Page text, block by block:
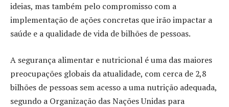
ideias, mas também pelo compromisso com a
implementação de ações concretas que irão impactar a
saúde e a qualidade de vida de bilhões de pessoas.
A segurança alimentar e nutricional é uma das maiores
preocupações globais da atualidade, com cerca de 2,8
bilhões de pessoas sem acesso a uma nutrição adequada,
segundo a Organização das Nações Unidas para